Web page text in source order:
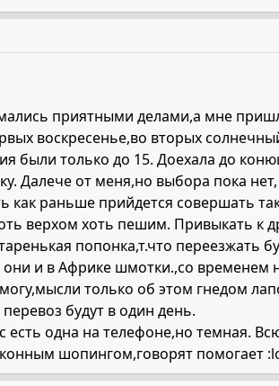
приятными делами,а мне
воскресенье,во вторых
были только до 15. Доехала до
Далече от меня,но выбора пока
как раньше прийдется совершать
верхом хоть пешим. Привыкать к
попонка,т.что переезжать
и в Африке шмотки.,со временем
только об этом гнедом
будут в один день.
есть одна на телефоне,но темная.
шопингом,говорят помогает